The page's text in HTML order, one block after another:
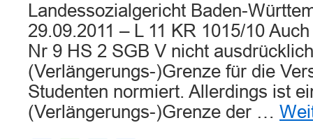
Landessozialgericht Baden-
29.09.2011 – L 11 KR 1015/10
Nr 9 HS 2 SGB V nicht
(Verlängerungs-)Grenze für die
Studenten normiert. Allerdings ist
(Verlängerungs-)Grenze der …